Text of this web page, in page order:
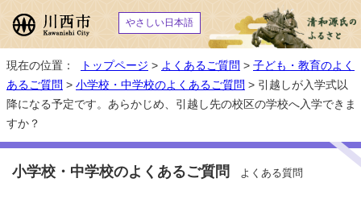
やさしい日本語
現在の位置： トップページ > よくあるご質問 > 子ども・教育のよく
あるご質問 > 小学校・中学校のよくあるご質問 > 引越しが入学式以
降になる予定です。あらかじめ、引越し先の校区の学校へ入学できま
すか？
小学校・中学校のよくあるご質問 よくある質問